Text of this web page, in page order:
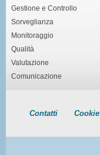
Gestione e Controllo
Sorveglianza
Monitoraggio
Qualità
Valutazione
Comunicazione
Contatti Cookie